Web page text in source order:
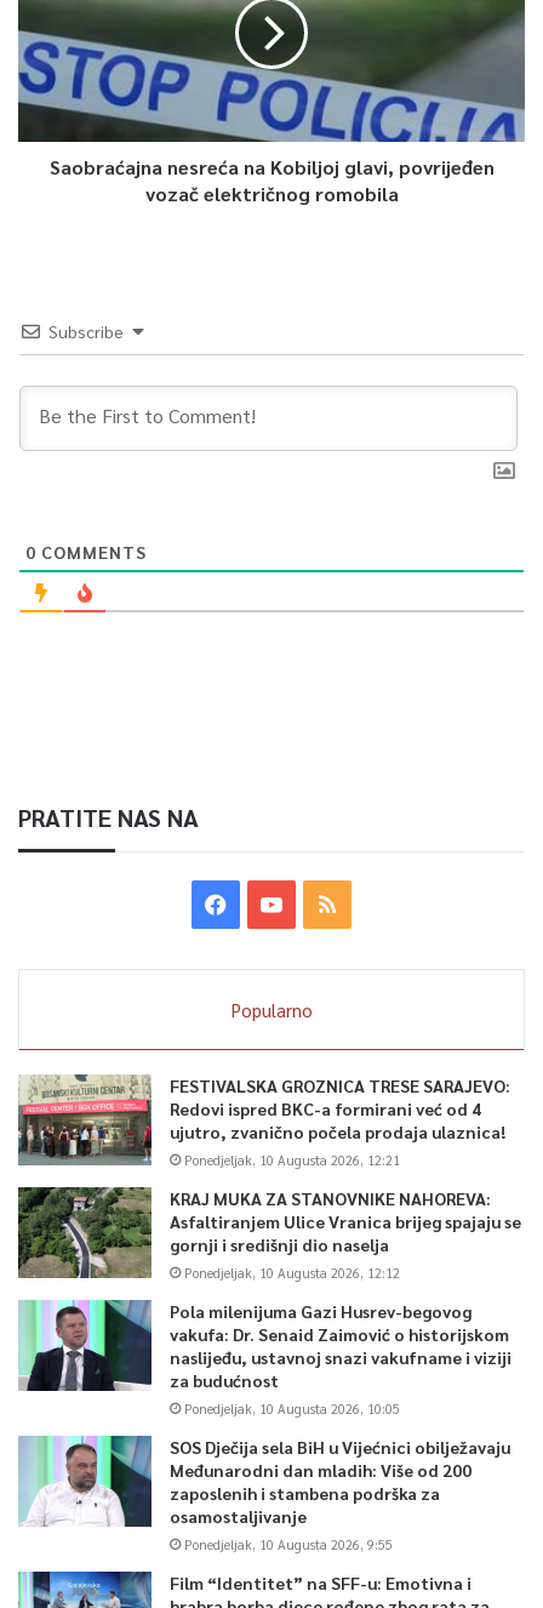
Saobraćajna nesreća na Kobiljoj glavi, povrijeđen
vozač električnog romobila
Subscribe
0 COMMENTS
PRATITE NAS NA
Popularno
FESTIVALSKA GROZNICA TRESE SARAJEVO:
Redovi ispred BKC-a formirani već od 4
ujutro, zvanično počela prodaja ulaznica!
Ponedjeljak, 10 Augusta 2026, 12:21
KRAJ MUKA ZA STANOVNIKE NAHOREVA:
Asfaltiranjem Ulice Vranica brijeg spajaju se
gornji i središnji dio naselja
Ponedjeljak, 10 Augusta 2026, 12:12
Pola milenijuma Gazi Husrev-begovog
vakufa: Dr. Senaid Zaimović o historijskom
naslijeđu, ustavnoj snazi vakufname i viziji
za budućnost
Ponedjeljak, 10 Augusta 2026, 10:05
SOS Dječija sela BiH u Vijećnici obilježavaju
Međunarodni dan mladih: Više od 200
zaposlenih i stambena podrška za
osamostaljivanje
Ponedjeljak, 10 Augusta 2026, 9:55
Film “Identitet” na SFF-u: Emotivna i